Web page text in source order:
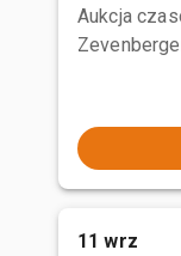
Aukcja
11 wrz